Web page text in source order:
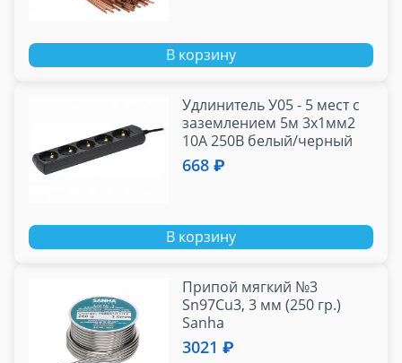
В корзину
Удлинитель У05 - 5 мест с
заземлением 5м 3х1мм2
10А 250В белый/черный
GENERICA
668 ₽
В корзину
Припой мягкий №3
Sn97Cu3, 3 мм (250 гр.)
Sanha
3021 ₽